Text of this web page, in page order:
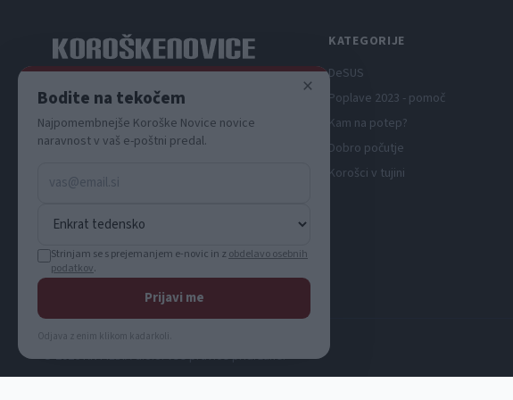
KATEGORIJE
DeSUS
Poplave 2023 - pomoč
Kam na potep?
Dobro počutje
Korošci v tujini
© 2026 KN MEDIA d.o.o. Vse pravice pridržane.
×
Bodite na tekočem
Najpomembnejše Koroške Novice novice
naravnost v vaš e-poštni predal.
Strinjam se s prejemanjem e-novic in z obdelavo osebnih
podatkov.
Prijavi me
Odjava z enim klikom kadarkoli.